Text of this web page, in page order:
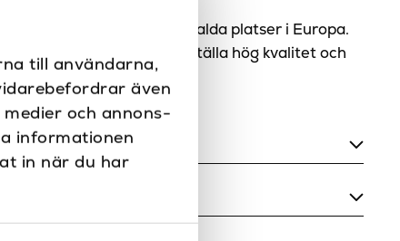
till användarna,
även
och annons-
informationen
in när du har
varumärken från olika utvalda platser i Europa.
utvalda för att alltid säkerställa hög kvalitet och
Betong/mässing/betong, Kundanpassad,